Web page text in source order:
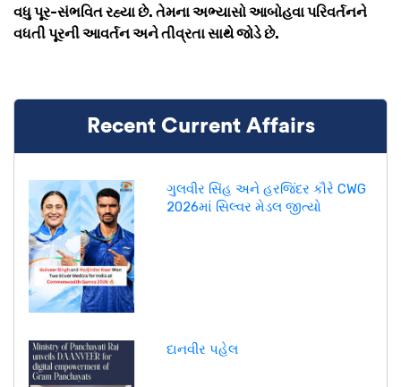
વધુ પૂર-સંભવિત રહ્યા છે. તેમના અભ્યાસો આબોહવા પરિવર્તનને
વધતી પૂરની આવર્તન અને તીવ્રતા સાથે જોડે છે.
Recent Current Affairs
ગુલવીર સિંહ અને હરજિંદર કૌરે CWG
2026માં સિલ્વર મેડલ જીત્યો
દાનવીર પહેલ